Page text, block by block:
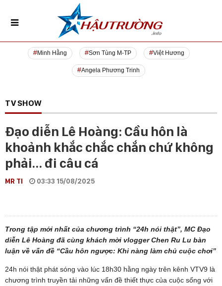
Minh Hằng Sơn Tùng M-TP Việt Hương
Angela Phương Trinh
TV SHOW
Đạo diễn Lê Hoàng: Cầu hôn là
khoảnh khắc chắc chắn chứ không
phải… đi câu cá
MR TI 03:33 15/08/2025
Trong tập mới nhất của chương trình “24h nói thật”, MC Đạo
diễn Lê Hoàng đã cùng khách mời vlogger Chen Ru Lu bàn
luận về vấn đề “Cầu hôn ngược: Khi nàng làm chủ cuộc chơi”
24h nói thật phát sóng vào lúc 18h30 hằng ngày trên kênh VTV9 là
chương trình truyền tải những vấn đề thiết thực của cuộc sống với